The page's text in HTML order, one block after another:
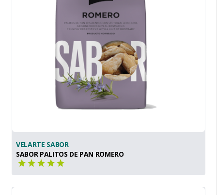
VELARTE SABOR
SABOR PALITOS DE PAN ROMERO